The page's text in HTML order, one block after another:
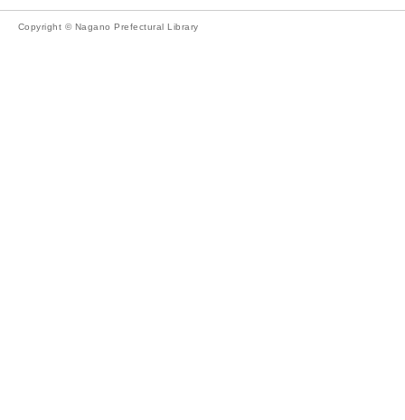
Copyright © Nagano Prefectural Library